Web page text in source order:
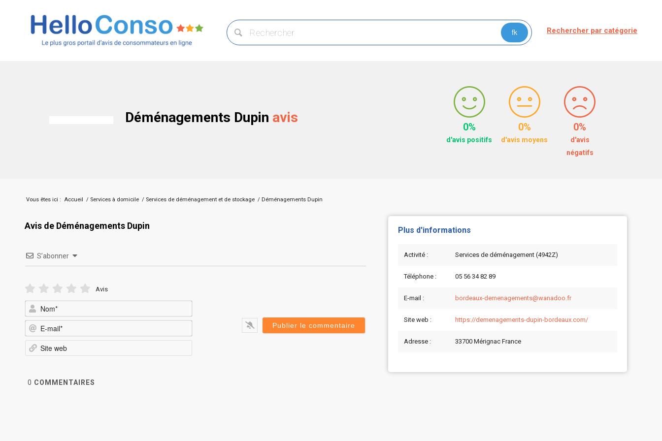
Rechercher par catégorie
Déménagements Dupin avis
0%
d'avis positifs
0%
d'avis moyens
0%
d'avis
négatifs
Vous êtes ici : Accueil / Services à domicile / Services de déménagement et de stockage / Déménagements Dupin
Avis de Déménagements Dupin
S’abonner
Avis
mail*
0 COMMENTAIRES
Plus d'informations
Activité : Services de déménagement (4942Z)
Téléphone : 05 56 34 82 89
E-mail : bordeaux-demenagements@wanadoo.fr
Site web : https://demenagements-dupin-bordeaux.com/
Adresse : 33700 Mérignac France